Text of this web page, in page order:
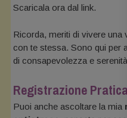
Scaricala ora dal link.
Ricorda, meriti di vivere una
con te stessa. Sono qui per
di consapevolezza e
Registrazione
Puoi anche ascoltare la mia